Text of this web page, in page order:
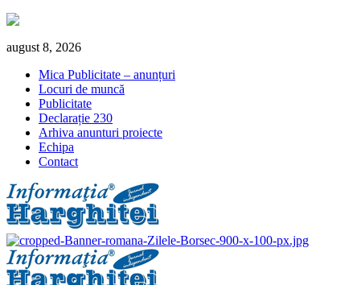
Skip
content
august 8, 2026
Mica Publicitate – anunțuri
Locuri de muncă
Publicitate
Declarație 230
Arhiva anunturi proiecte
Echipa
Contact
Primary
Menu